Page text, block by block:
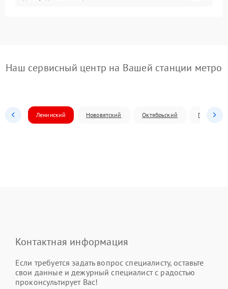
Наш сервисный центр на Вашей станции метро
Ленинский Нововятский Октябрьский
Контактная информация
Если требуется задать вопрос специалисту, оставьте
свои данные и дежурный специалист с радостью
проконсультирует Вас!